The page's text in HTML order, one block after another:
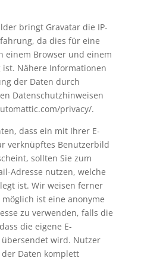
bringt Gravatar die IP-
da dies für eine
einem Browser und einem
Nähere Informationen
der Daten durch
Datenschutzhinweisen
privacy/.
dass ein mit Ihrer E-
verknüpftes Benutzerbild
sollten Sie zum
Adresse nutzen, welche
ist. Wir weisen ferner
ist eine anonyme
zu verwenden, falls die
die eigene E-
wird. Nutzer
Daten komplett